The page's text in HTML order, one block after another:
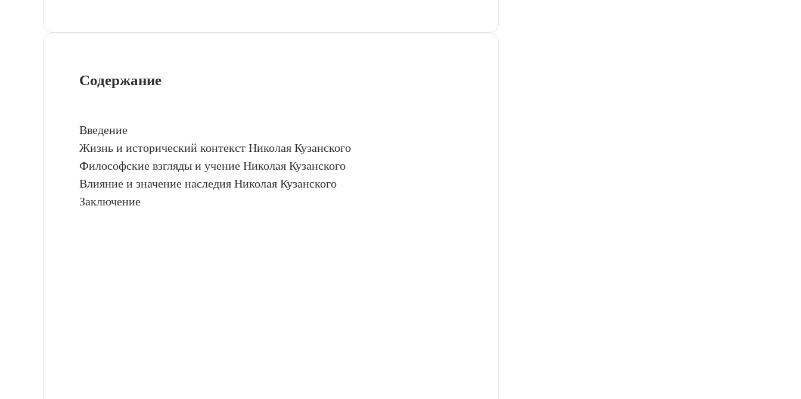
Содержание
Введение
Жизнь и исторический контекст Николая Кузанского
Философские взгляды и учение Николая Кузанского
Влияние и значение наследия Николая Кузанского
Заключение